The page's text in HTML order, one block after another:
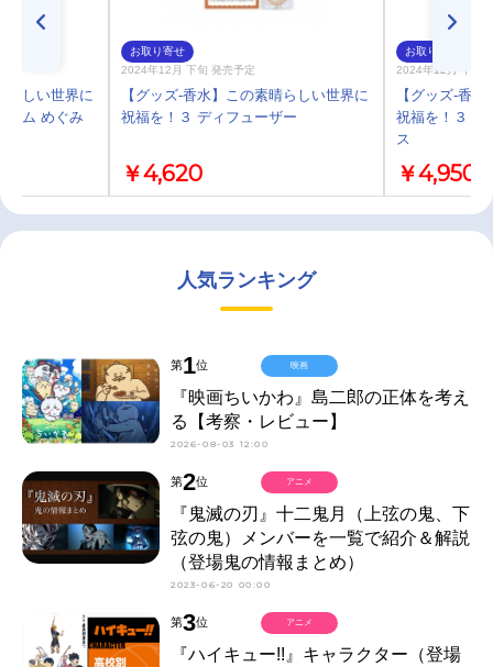
らしい世界に
ァム めぐみ
お取り寄せ
2024年12月 下旬 発売予定
【グッズ-香水】この素晴らしい世界に
祝福を！３ ディフューザー
￥4,620
お取り寄せ
2024年12月 下旬
【グッズ-香
祝福を！３ オ
ス
￥4,950
人気ランキング
第1位
『映画ちいかわ』島二郎の正体を考え
る【考察・レビュー】
2026-08-03 12:00
映画
第2位
『鬼滅の刃』十二鬼月（上弦の鬼、下
弦の鬼）メンバーを一覧で紹介＆解説
（登場鬼の情報まとめ）
2023-06-20 00:00
アニメ
第3位
『ハイキュー!!』キャラクター（登場
アニメ